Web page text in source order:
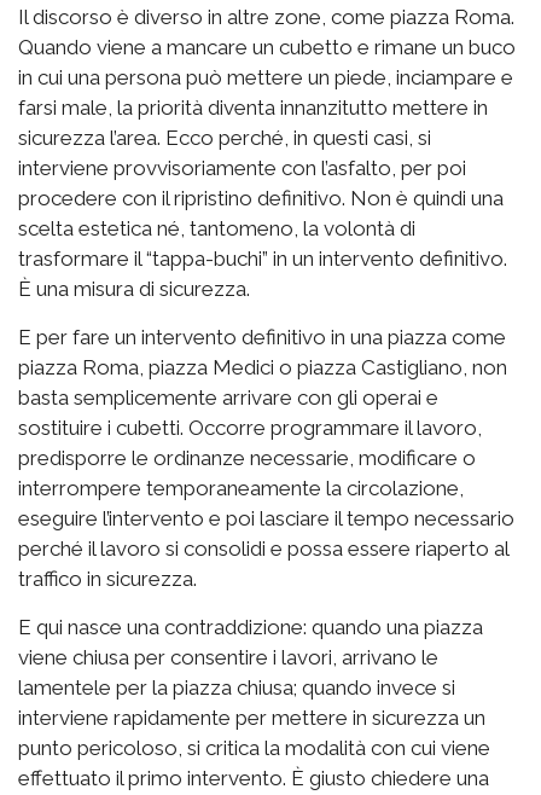
Il discorso è diverso in altre zone, come piazza Roma.
Quando viene a mancare un cubetto e rimane un buco
in cui una persona può mettere un piede, inciampare e
farsi male, la priorità diventa innanzitutto mettere in
sicurezza l’area. Ecco perché, in questi casi, si
interviene provvisoriamente con l’asfalto, per poi
procedere con il ripristino definitivo. Non è quindi una
scelta estetica né, tantomeno, la volontà di
trasformare il “tappa-buchi” in un intervento definitivo.
È una misura di sicurezza.
E per fare un intervento definitivo in una piazza come
piazza Roma, piazza Medici o piazza Castigliano, non
basta semplicemente arrivare con gli operai e
sostituire i cubetti. Occorre programmare il lavoro,
predisporre le ordinanze necessarie, modificare o
interrompere temporaneamente la circolazione,
eseguire l’intervento e poi lasciare il tempo necessario
perché il lavoro si consolidi e possa essere riaperto al
traffico in sicurezza.
E qui nasce una contraddizione: quando una piazza
viene chiusa per consentire i lavori, arrivano le
lamentele per la piazza chiusa; quando invece si
interviene rapidamente per mettere in sicurezza un
punto pericoloso, si critica la modalità con cui viene
effettuato il primo intervento. È giusto chiedere una